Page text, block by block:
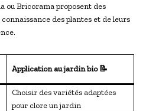
ou Bricorama proposent des
des plantes et de leurs
Application au jardin bio 📝
Choisir des variétés adaptées
pour clore un jardin